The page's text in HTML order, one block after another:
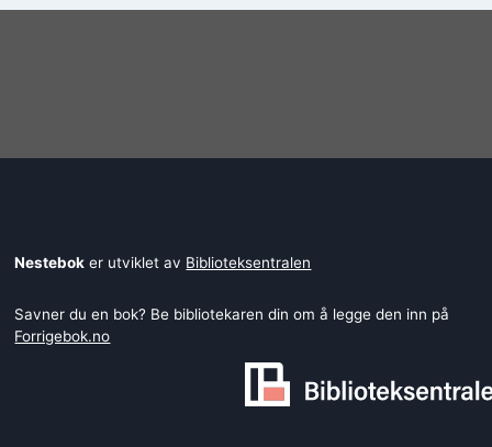
Nestebok er utviklet av Biblioteksentralen
Savner du en bok? Be bibliotekaren din om å legge den inn på
Forrigebok.no